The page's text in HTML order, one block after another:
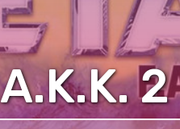
2